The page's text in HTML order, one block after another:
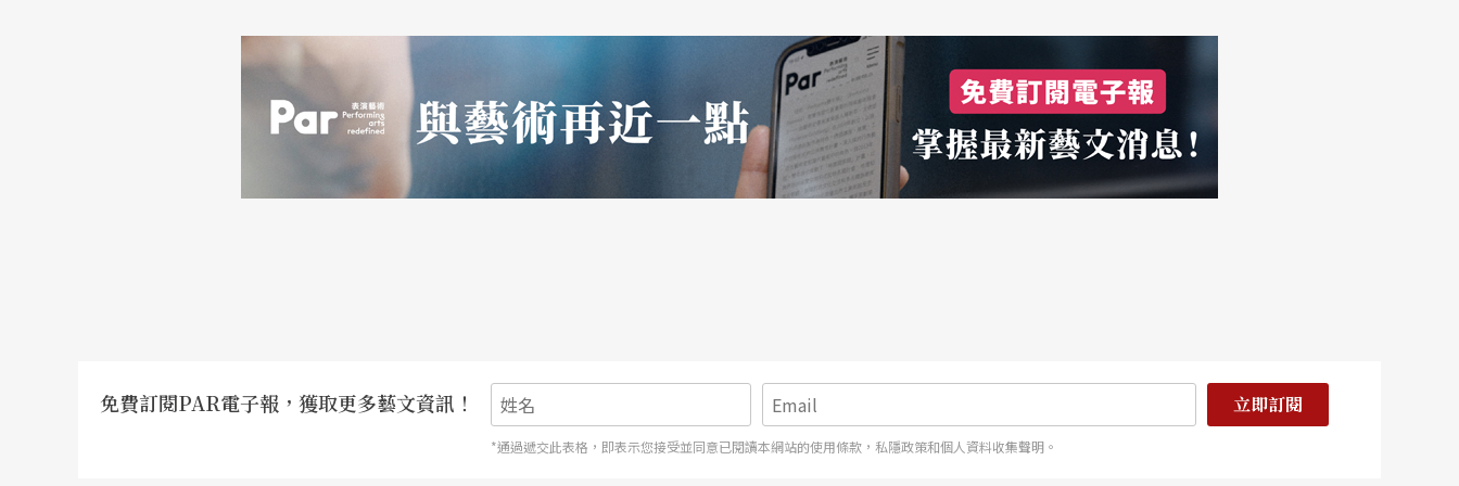
性就沒有這種深沉的愛了，她們表達的方式是嫉妒、憤怒、嘲諷、輕佻。例如：《誰叫你來
的？》Wer rief dich denn?、《你想以細絲繫我》Du denkst mit einenFaedchen michzu fangen
等。在《義大利歌曲集》中，我們最常聽到的，也是女性歌者常唱的就是《小而珍貴》Auch Klei
n Dinge和《我在潘那有一個愛人》Ich hahein in Penna這兩首。前者的歌詞內容，音樂結構，旋
律走向都以纖細輕柔爲主調，講的是：珍珠、橄欖、玫瑰這些小而珍貴可愛的東西，可說是典型
文字｜席慕德 聲樂家、國立台灣師範大學音樂學系教授
免費訂閱PAR電子報，獲取更多藝文資訊！ 立即訂閱
*通過遞交此表格，即表示您接受並同意已閱讀本網站的使用條款，私隱政策和個人資料收集聲明。